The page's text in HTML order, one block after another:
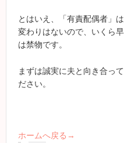
とはいえ、「有責配偶者」
変わりはないので、いくら
は禁物です。
まずは誠実に夫と向き合っ
ださい。
ホームへ戻る→